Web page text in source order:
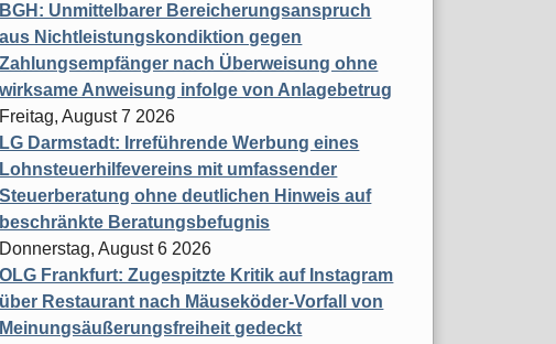
BGH: Unmittelbarer Bereicherungsanspruch
aus Nichtleistungskondiktion gegen
Zahlungsempfänger nach Überweisung ohne
wirksame Anweisung infolge von Anlagebetrug
Freitag, August 7 2026
LG Darmstadt: Irreführende Werbung eines
Lohnsteuerhilfevereins mit umfassender
Steuerberatung ohne deutlichen Hinweis auf
beschränkte Beratungsbefugnis
Donnerstag, August 6 2026
OLG Frankfurt: Zugespitzte Kritik auf Instagram
über Restaurant nach Mäuseköder-Vorfall von
Meinungsäußerungsfreiheit gedeckt